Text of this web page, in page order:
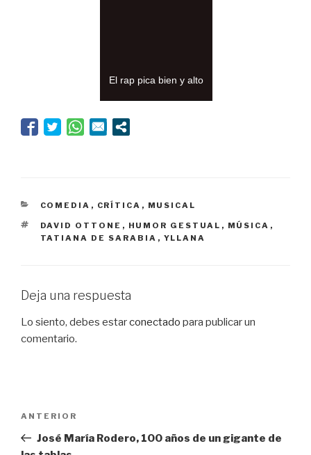
El rap pica bien y alto
CATEGORÍAS
COMEDIA , CRÍTICA , MUSICAL
ETIQUETAS
DAVID OTTONE , HUMOR GESTUAL , MÚSICA ,
TATIANA DE SARABIA , YLLANA
Deja una respuesta
Lo siento, debes estarconectado para publicar un
comentario.
entradas
Entrada
anterior:
ANTERIOR
José María Rodero, 100 años de un gigante de